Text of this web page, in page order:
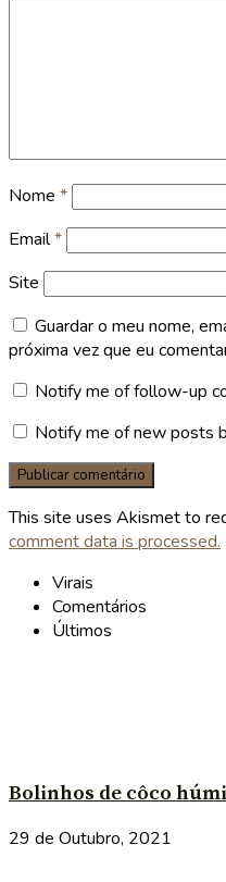
Nome *
Email*
Site
Guardar o meu nome,
próxima vez que eu
Notify me of follow-up
Notify me of new posts
This site uses Akismet to
comment data is processed.
Virais
Comentários
Últimos
Bolinhos de côco
29 de Outubro, 2021